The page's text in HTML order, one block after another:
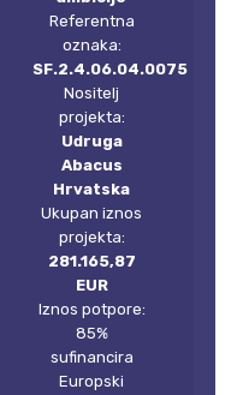
Referentna
oznaka:
SF.2.4.06.04.0075
Nositelj
projekta:
Udruga
Abacus
Hrvatska
Ukupan iznos
projekta:
281.165,87
EUR
Iznos potpore:
85%
sufinancira
Europski